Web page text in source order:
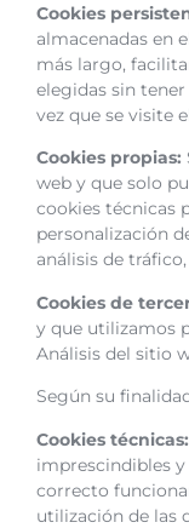
Cookies
almacenadas en
más largo,
elegidas sin
vez que se visite
Cookies propias:
web y que solo
cookies técnicas
personalización
análisis de
Cookies de
y que utilizamos
Análisis del sitio
Según su
Cookies técnicas:
imprescindibles
correcto
utilización de las